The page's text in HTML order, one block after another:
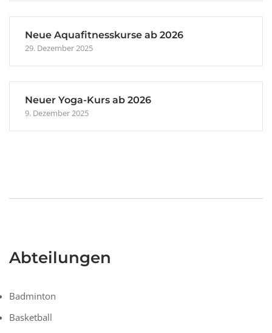
Neue Aquafitnesskurse ab 2026
29. Dezember 2025
Neuer Yoga-Kurs ab 2026
9. Dezember 2025
Abteilungen
Badminton
Basketball